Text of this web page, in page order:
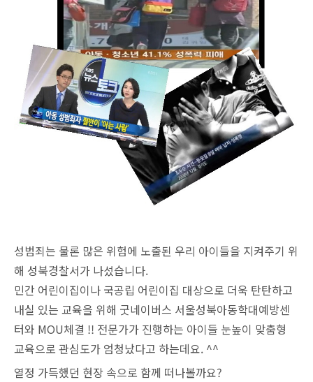
성범죄는 물론 많은 위험에 노출된 우리 아이들을 지켜주기 위
해 성북경찰서가 나섰습니다.
민간 어린이집이나 국공립 어린이집 대상으로 더욱 탄탄하고
내실 있는 교육을 위해 굿네이버스 서울성북아동학대예방센
터와 MOU체결 !! 전문가가 진행하는 아이들 눈높이 맞춤형
교육으로 관심도가 엄청났다고 하는데요. ^^
열정 가득했던 현장 속으로 함께 떠나볼까요?